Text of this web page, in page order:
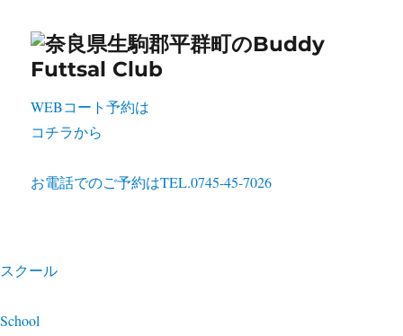
WEBコート予約は
コチラから
お電話でのご予約はTEL.0745-45-7026
スクール
School